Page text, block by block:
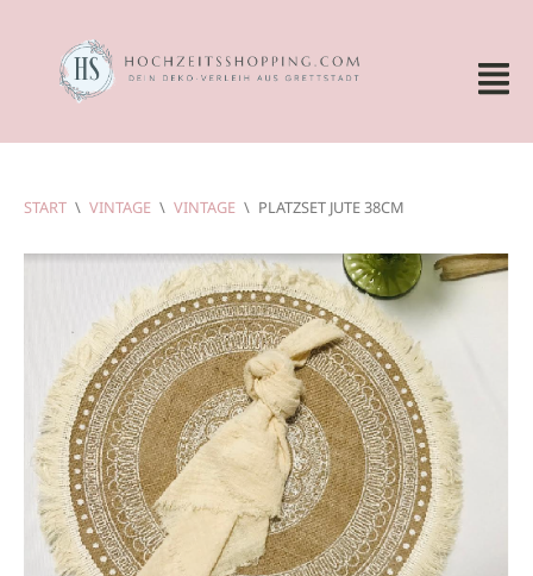
START \ VINTAGE \ VINTAGE \ PLATZSET JUTE 38CM